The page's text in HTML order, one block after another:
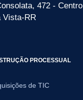
472 - Centro
Vista-RR
PROCESSUAL
de TIC